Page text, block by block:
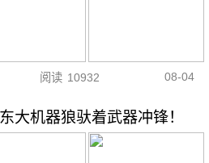
阅读 10932 08-04
大机器狼驮着武器冲锋！